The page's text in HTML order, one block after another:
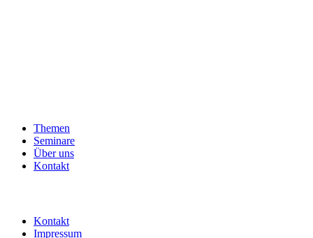
Themen
Seminare
Über uns
Kontakt
Kontakt
Impressum